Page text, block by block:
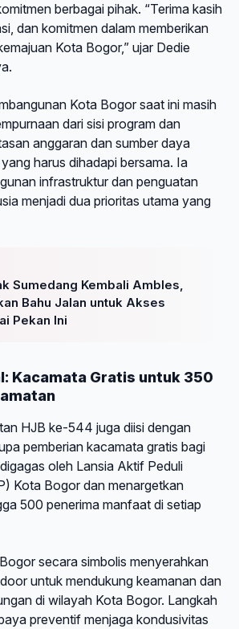
berbagai pihak. “Terima kasih
dan komitmen dalam memberikan
Kota Bogor,” ujar Dedie
Kota Bogor saat ini masih
dari sisi program dan
anggaran dan sumber daya
harus dihadapi bersama. Ia
infrastruktur dan penguatan
menjadi dua prioritas utama yang
Sumedang Kembali Ambles,
Bahu Jalan untuk Akses
Pekan Ini
Kacamata Gratis untuk 350
HJB ke-544 juga diisi dengan
pemberian kacamata gratis bagi
oleh Lansia Aktif Peduli
Kota Bogor dan menargetkan
500 penerima manfaat di setiap
secara simbolis menyerahkan
untuk mendukung keamanan dan
di wilayah Kota Bogor. Langkah
preventif menjaga kondusivitas